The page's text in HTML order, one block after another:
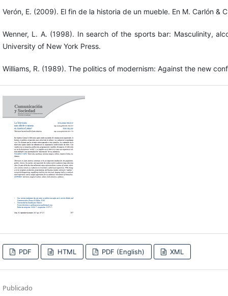
Verón, E. (2009). El fin de la historia de un mueble. En M. Carlón
Wenner, L. A. (1998). In search of the sports bar: Masculinity,
University of New York Press.
Williams, R. (1989). The politics of modernism: Against the new
PDF HTML PDF (English) XML
Publicado